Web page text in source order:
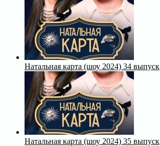
Натальная карта (шоу 2024) 34 выпуск
Натальная карта (шоу 2024) 35 выпуск